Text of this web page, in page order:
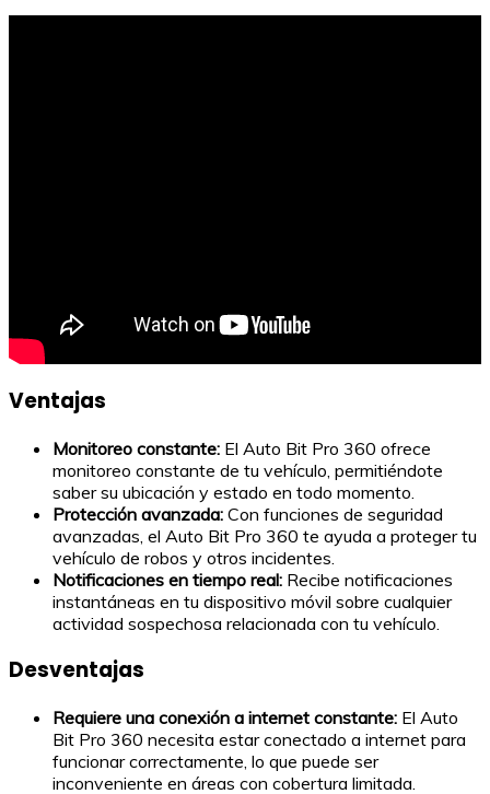
Ventajas
Monitoreo constante: El Auto Bit Pro 360 ofrece
monitoreo constante de tu vehículo, permitiéndote
saber su ubicación y estado en todo momento.
Protección avanzada: Con funciones de seguridad
avanzadas, el Auto Bit Pro 360 te ayuda a proteger tu
vehículo de robos y otros incidentes.
Notificaciones en tiempo real: Recibe notificaciones
instantáneas en tu dispositivo móvil sobre cualquier
actividad sospechosa relacionada con tu vehículo.
Desventajas
Requiere una conexión a internet constante: El Auto
Bit Pro 360 necesita estar conectado a internet para
funcionar correctamente, lo que puede ser
inconveniente en áreas con cobertura limitada.